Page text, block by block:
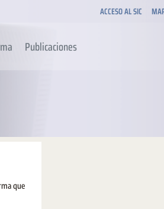
ACCESO AL SIC
Publicaciones
que